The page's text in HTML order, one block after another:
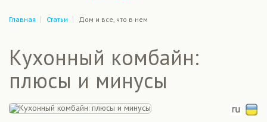
Главная Статьи Дом и все, что в нем
Кухонный комбайн:
плюсы и минусы